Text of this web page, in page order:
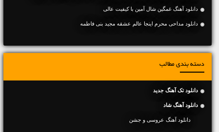
دانلود آهنگ غمگین شال آمین با کیفیت عالی
دانلود مداحی محرم اینجا عالم عشقه مجید بنی فاطمه
دسته بندی مطالب
دانلود تک آهنگ جدید
دانلود آهنگ شاد
دانلود آهنگ عروسی و جشن